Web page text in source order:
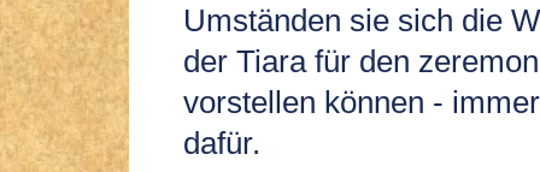
Umständen sie sich die
der Tiara für den
vorstellen können -
dafür.